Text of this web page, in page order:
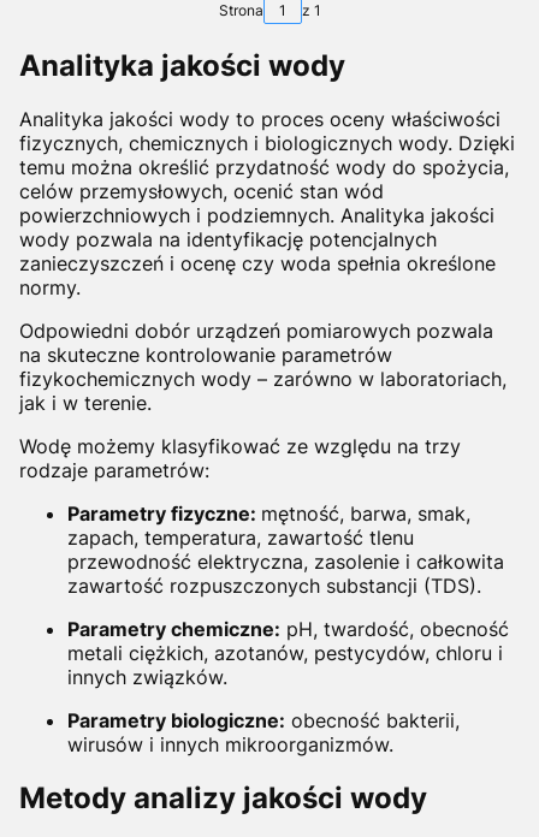
Strona z 1
Analityka jakości wody
Analityka jakości wody to proces oceny właściwości
fizycznych, chemicznych i biologicznych wody. Dzięki
temu można określić przydatność wody do spożycia,
celów przemysłowych, ocenić stan wód
powierzchniowych i podziemnych. Analityka jakości
wody pozwala na identyfikację potencjalnych
zanieczyszczeń i ocenę czy woda spełnia określone
normy.
Odpowiedni dobór urządzeń pomiarowych pozwala
na skuteczne kontrolowanie parametrów
fizykochemicznych wody – zarówno w laboratoriach,
jak i w terenie.
Wodę możemy klasyfikować ze względu na trzy
rodzaje parametrów:
Parametry fizyczne: mętność, barwa, smak,
zapach, temperatura, zawartość tlenu
przewodność elektryczna, zasolenie i całkowita
zawartość rozpuszczonych substancji (TDS).
Parametry chemiczne: pH, twardość, obecność
metali ciężkich, azotanów, pestycydów, chloru i
innych związków.
Parametry biologiczne: obecność bakterii,
wirusów i innych mikroorganizmów.
Metody analizy jakości wody